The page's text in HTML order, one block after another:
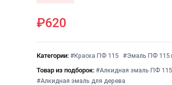
₽620
Категории: #Краска ПФ 115
#Эмаль ПФ 115
Товар из подборок: #Алкидная эмаль ПФ 115
#Алкидная эмаль для дерева